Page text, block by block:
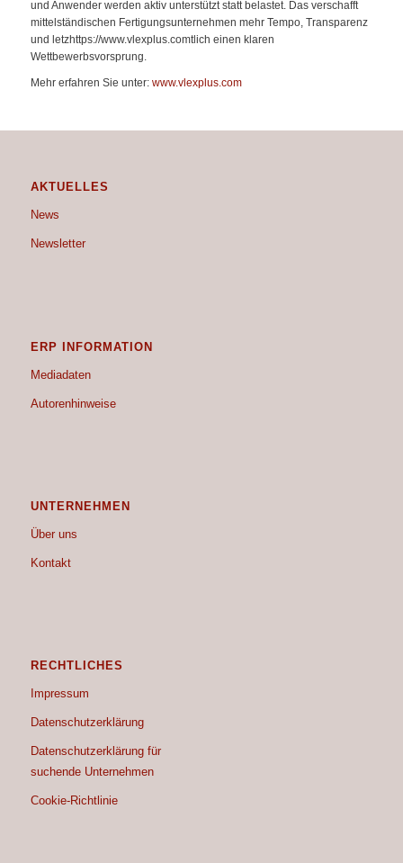
und Anwender werden aktiv unterstützt statt belastet. Das verschafft
mittelständischen Fertigungsunternehmen mehr Tempo, Transparenz
und letzhttps://www.vlexplus.comtlich einen klaren
Wettbewerbsvorsprung.
Mehr erfahren Sie unter: www.vlexplus.com
AKTUELLES
News
Newsletter
ERP INFORMATION
Mediadaten
Autorenhinweise
UNTERNEHMEN
Über uns
Kontakt
RECHTLICHES
Impressum
Datenschutzerklärung
Datenschutzerklärung für
suchende Unternehmen
Cookie-Richtlinie